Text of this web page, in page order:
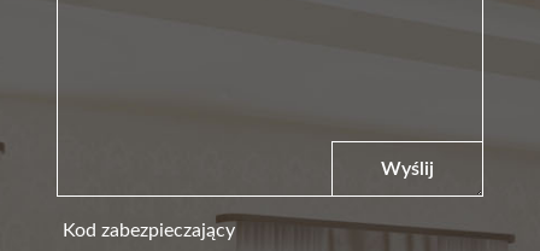
Wyślij
Kod zabezpieczający